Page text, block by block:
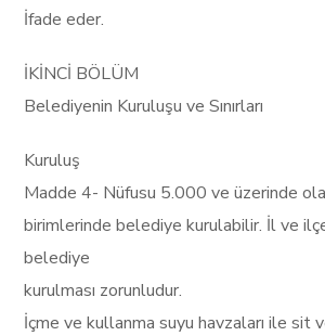
İfade eder.
İKİNCİ BÖLÜM
Belediyenin Kuruluşu ve Sınırları
Kuruluş
Madde 4- Nüfusu 5.000 ve üzerinde
birimlerinde belediye kurulabilir. İl ve
belediye
kurulması zorunludur.
İçme ve kullanma suyu havzaları ile sit